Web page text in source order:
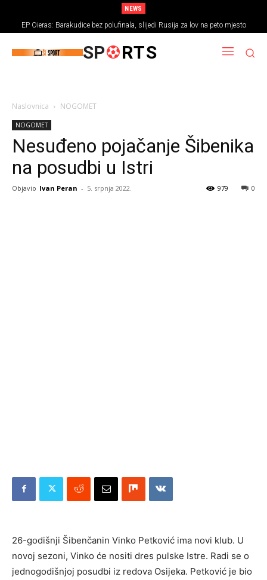
NEWS
EP Oieras: Barakudice bez polufinala, slijedi Rusija za lov na peto mjesto
SP RTS
Naslovnica NOGOMET
NOGOMET
Nesuđeno pojačanje Šibenika
na posudbi u Istri
Objavio Ivan Peran - 5. srpnja 2022. 0
979
26-godišnji Šibenčanin Vinko Petković ima novi klub. U
novoj sezoni, Vinko će nositi dres pulske Istre. Radi se o
jednogodišnjoj posudbi iz redova Osijeka. Petković je bio